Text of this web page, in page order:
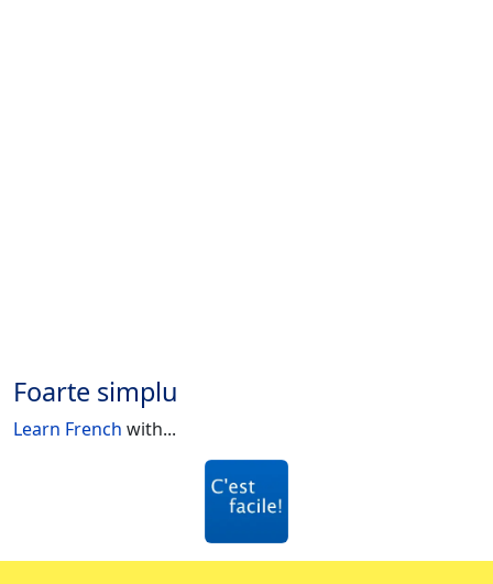
Foarte simplu
Learn French with...